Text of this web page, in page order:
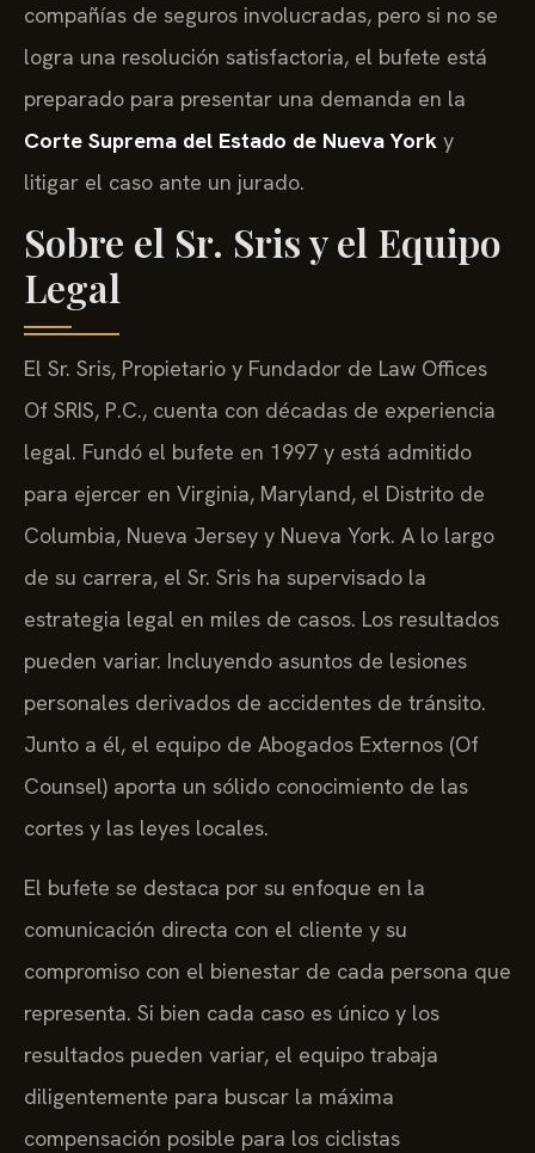
compañías de seguros involucradas, pero si no se
logra una resolución satisfactoria, el bufete está
preparado para presentar una demanda en la
Corte Suprema del Estado de Nueva York y
litigar el caso ante un jurado.
Sobre el Sr. Sris y el Equipo
Legal
El Sr. Sris, Propietario y Fundador de Law Offices
Of SRIS, P.C., cuenta con décadas de experiencia
legal. Fundó el bufete en 1997 y está admitido
para ejercer en Virginia, Maryland, el Distrito de
Columbia, Nueva Jersey y Nueva York. A lo largo
de su carrera, el Sr. Sris ha supervisado la
estrategia legal en miles de casos. Los resultados
pueden variar. Incluyendo asuntos de lesiones
personales derivados de accidentes de tránsito.
Junto a él, el equipo de Abogados Externos (Of
Counsel) aporta un sólido conocimiento de las
cortes y las leyes locales.
El bufete se destaca por su enfoque en la
comunicación directa con el cliente y su
compromiso con el bienestar de cada persona que
representa. Si bien cada caso es único y los
resultados pueden variar, el equipo trabaja
diligentemente para buscar la máxima
compensación posible para los ciclistas